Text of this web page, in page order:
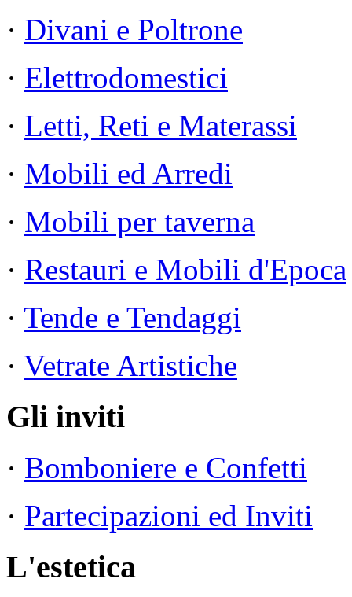
· Divani e Poltrone
· Elettrodomestici
· Letti, Reti e Materassi
· Mobili ed Arredi
· Mobili per taverna
· Restauri e Mobili d'Epoca
· Tende e Tendaggi
· Vetrate Artistiche
Gli inviti
· Bomboniere e Confetti
· Partecipazioni ed Inviti
L'estetica